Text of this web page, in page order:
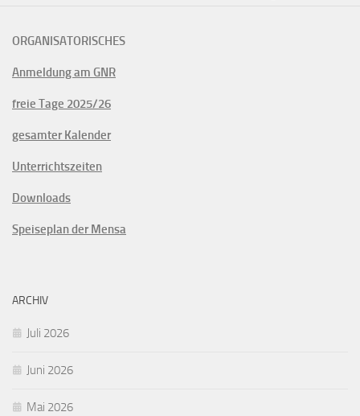
ORGANISATORISCHES
Anmeldung am GNR
freie Tage 2025/26
gesamter Kalender
Unterrichtszeiten
Downloads
Speiseplan der Mensa
ARCHIV
Juli 2026
Juni 2026
Mai 2026